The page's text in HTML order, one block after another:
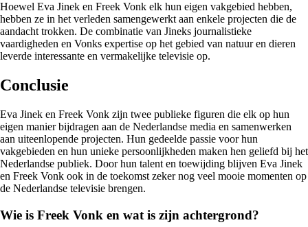
Hoewel Eva Jinek en Freek Vonk elk hun eigen vakgebied hebben,
hebben ze in het verleden samengewerkt aan enkele projecten die de
aandacht trokken. De combinatie van Jineks journalistieke
vaardigheden en Vonks expertise op het gebied van natuur en dieren
leverde interessante en vermakelijke televisie op.
Conclusie
Eva Jinek en Freek Vonk zijn twee publieke figuren die elk op hun
eigen manier bijdragen aan de Nederlandse media en samenwerken
aan uiteenlopende projecten. Hun gedeelde passie voor hun
vakgebieden en hun unieke persoonlijkheden maken hen geliefd bij het
Nederlandse publiek. Door hun talent en toewijding blijven Eva Jinek
en Freek Vonk ook in de toekomst zeker nog veel mooie momenten op
de Nederlandse televisie brengen.
Wie is Freek Vonk en wat is zijn achtergrond?